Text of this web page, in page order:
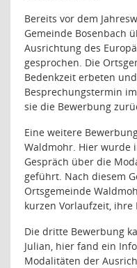
Bereits vor dem
Gemeinde Bosenbach
Ausrichtung des
gesprochen. Die
Bedenkzeit erbeten
Besprechungstermin
sie die Bewerbung
Eine weitere
Waldmohr. Hier wurde
Gespräch über die
geführt. Nach diesem
Ortsgemeinde
kurzen Vorlaufzeit, ihre
Die dritte Bewerbung
Julian, hier fand ein
Modalitäten der